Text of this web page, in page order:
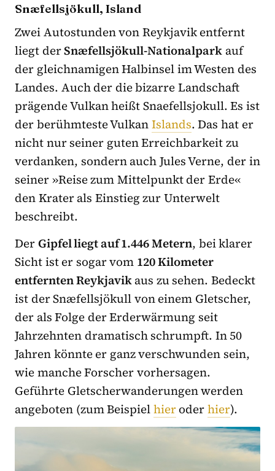
Snæfellsjökull, Island
Zwei Autostunden von Reykjavik entfernt
liegt derSnæfellsjökull-Nationalpark auf
der gleichnamigen Halbinsel im Westen des
Landes. Auch der die bizarre Landschaft
prägende Vulkan heißt Snaefellsjokull. Es ist
der berühmteste VulkanIslands. Das hat er
nicht nur seiner guten Erreichbarkeit zu
verdanken, sondern auch Jules Verne, der in
seiner »Reise zum Mittelpunkt der Erde«
den Krater als Einstieg zur Unterwelt
beschreibt.
DerGipfel liegt auf 1.446 Metern, bei klarer
Sicht ist er sogar vom 120 Kilometer
entfernten Reykjavikaus zu sehen. Bedeckt
ist der Snæfellsjökull von einem Gletscher,
der als Folge der Erderwärmung seit
Jahrzehnten dramatisch schrumpft. In 50
Jahren könnte er ganz verschwunden sein,
wie manche Forscher vorhersagen.
Geführte Gletscherwanderungen werden
angeboten (zum Beispielhieroderhier).